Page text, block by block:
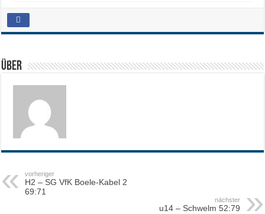
Über
vorheriger
H2 – SG VfK Boele-Kabel 2
69:71
nächster
u14 – Schwelm 52:79